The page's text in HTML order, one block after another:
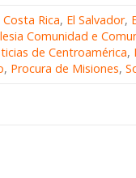
Costa Rica, El Salvador,
Comunidad e
de Centroamérica,
, Procura de Misiones,